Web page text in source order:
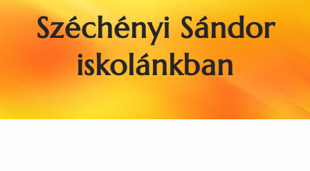
Széchényi Sándor
iskolánkban